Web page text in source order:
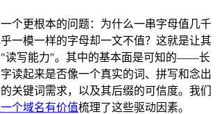
个更根本的问题：为什么一串字母值几千
一模一样的字母却一文不值？这就是让其
"读写能力"。其中的基本面是可知的——长
读起来是否像一个真实的词、拼写和念出
关键词需求，以及其后缀的可信度。我们
个域名有价值梳理了这些驱动因素。